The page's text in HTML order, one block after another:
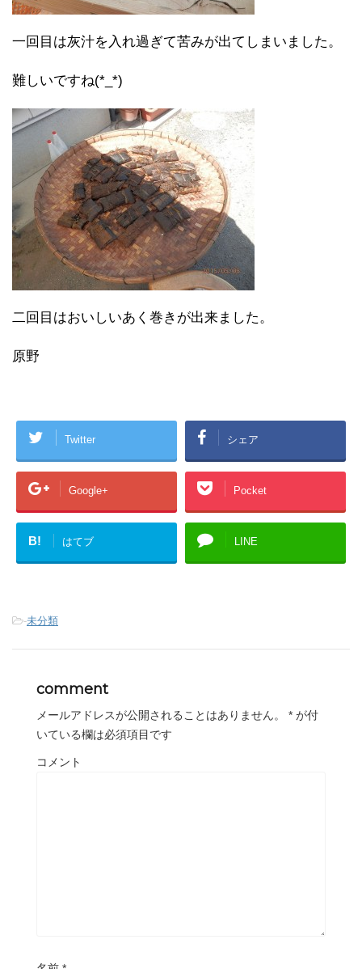
一回目は灰汁を入れ過ぎて苦みが出てしまいました。
難しいですね(*_*)
二回目はおいしいあく巻きが出来ました。
原野
Twitter シェア
Google+ Pocket
B! はてブ LINE
-未分類
comment
メールアドレスが公開されることはありません。 * が付
いている欄は必須項目です
コメント